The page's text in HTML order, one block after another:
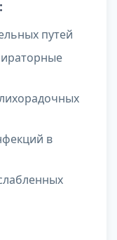
путей
в